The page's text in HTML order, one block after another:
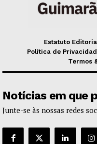
Estatuto
Política de
Termos
Notícias em que
Junte-se às nossas redes